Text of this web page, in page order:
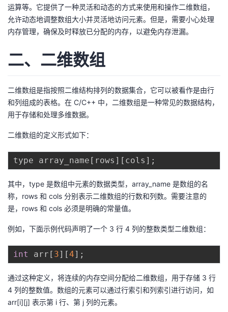
运算等。它提供了一种灵活和动态的方式来使用和操作二维数组，
允许动态地调整数组大小并灵活地访问元素。但是，需要小心处理
内存管理，确保及时释放已分配的内存，以避免内存泄漏。
二、二维数组
二维数组是指按照二维结构排列的数据集合，它可以被看作是由行
和列组成的表格。在 C/C++ 中，二维数组是一种常见的数据结构，
用于存储和处理多维数据。
二维数组的定义形式如下：
type array_name [ rows ] [ cols ] ;
其中，type 是数组中元素的数据类型，array_name 是数组的名
称，rows 和 cols 分别表示二维数组的行数和列数。需要注意的
是，rows 和 cols 必须是明确的常量值。
例如，下面示例代码声明了一个 3 行 4 列的整数类型二维数组：
int arr [ 3] [4] ;
通过这种定义，将连续的内存空间分配给二维数组，用于存储 3 行
4 列的整数值。数组的元素可以通过行索引和列索引进行访问，如
arr[i][j] 表示第 i 行、第 j 列的元素。